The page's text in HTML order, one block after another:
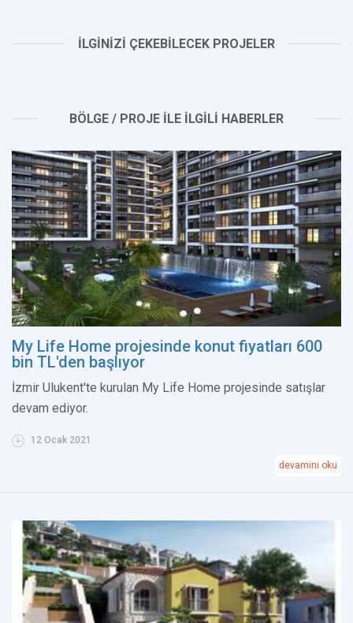
İLGİNİZİ ÇEKEBİLECEK PROJELER
BÖLGE / PROJE İLE İLGİLİ HABERLER
My Life Home projesinde konut fiyatları 600
bin TL'den başlıyor
İzmir Ulukent'te kurulan My Life Home projesinde satışlar
devam ediyor.
12 Ocak 2021
devamını oku